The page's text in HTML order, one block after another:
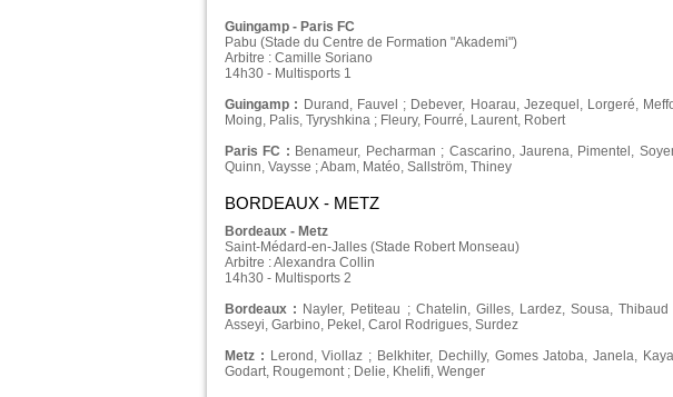
Guingamp - Paris FC
Pabu (Stade du Centre de Formation "Akademi")
Arbitre : Camille Soriano
14h30 - Multisports 1
Guingamp : Durand, Fauvel ; Debever, Hoarau, Jezequel, Lorgeré,
Moing, Palis, Tyryshkina ; Fleury, Fourré, Laurent, Robert
Paris FC : Benameur, Pecharman ; Cascarino, Jaurena, Pimentel,
Quinn, Vaysse ; Abam, Matéo, Sallström, Thiney
BORDEAUX - METZ
Bordeaux - Metz
Saint-Médard-en-Jalles (Stade Robert Monseau)
Arbitre : Alexandra Collin
14h30 - Multisports 2
Bordeaux : Nayler, Petiteau ; Chatelin, Gilles, Lardez, Sousa,
Asseyi, Garbino, Pekel, Carol Rodrigues, Surdez
Metz : Lerond, Viollaz ; Belkhiter, Dechilly, Gomes Jatoba, Janela,
Godart, Rougemont ; Delie, Khelifi, Wenger